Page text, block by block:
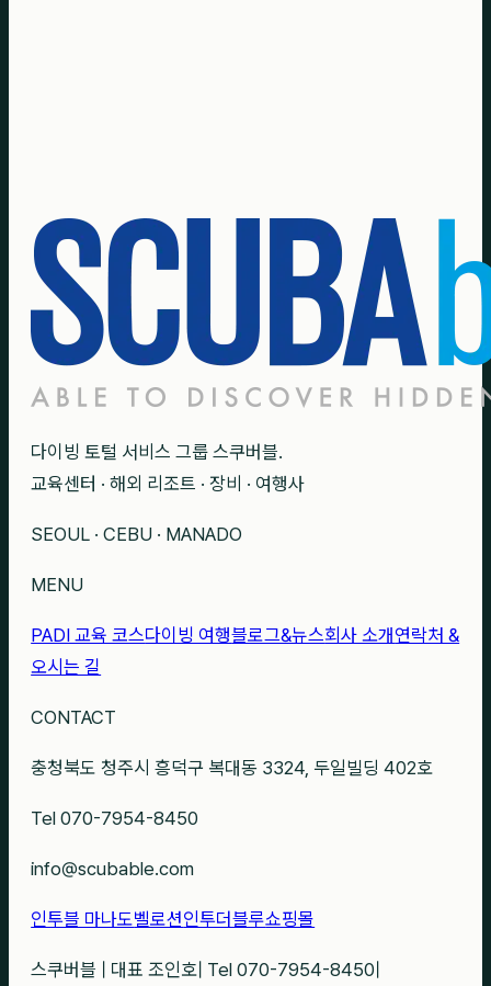
다이빙 토털 서비스 그룹 스쿠버블.
교육센터 · 해외 리조트 · 장비 · 여행사
SEOUL · CEBU · MANADO
MENU
PADI 교육 코스다이빙 여행블로그&뉴스회사 소개 연락처 &
오시는 길
CONTACT
충청북도 청주시 흥덕구 복대동 3324, 두일빌딩 402호
Tel 070-7954-8450
info@scubable.com
인투블 마나도벨로션인투더블루쇼핑몰
스쿠버블 대표 조인호 Tel 070-7954-8450